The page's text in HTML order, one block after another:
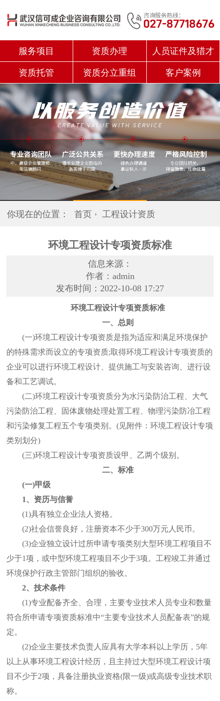
服务项目 资质办理 人员证件及猎才
资质托管 资质分立重组 客户案例
你现在的位置： 首页 工程设计资质
环境工程设计专项资质标准
信息来源：
作者：admin
发布时间：2022-10-08 17:27
环境工程设计专项资质标准
一、总则
(一)环境工程设计专项资质是指为适应和满足环境保护
的特殊需求而设立的专项资质;取得环境工程设计专项资质的
企业可以进行环境工程设计、提供施工与安装咨询、进行设
备和工艺调试。
(二)环境工程设计专项资质分为水污染防治工程、大气
污染防治工程、固体废物处理处置工程、物理污染防冶工程
和污染修复工程五个专项类别。(见附件：环境工程设计专项
类别划分)
(三)环境工程设计专项资质设甲、乙两个级别。
二、标准
(一)甲级
1、资历与信誉
(1)具有独立企业法人资格。
(2)社会信誉良好，注册资本不少于300万元人民币。
(3)企业独立设计过所申请专项类别大型环境工程项目不
少于1项，或中型环境工程项目不少于3项。工程竣工并通过
环境保护行政主管部门组织的验收。
2、技术条件
(1)专业配备齐全、合理，主要专业技术人员专业和数量
符合所申请专项资质标准中“主要专业技术人员配备表”的规
定。
(2)企业主要技术负责人应具有大学本科以上学历，5年
以上从事环境工程设计经历，且主持过大型环境工程设计项
目不少于2项，具备注册执业资格(限一级)或高级专业技术职
称。